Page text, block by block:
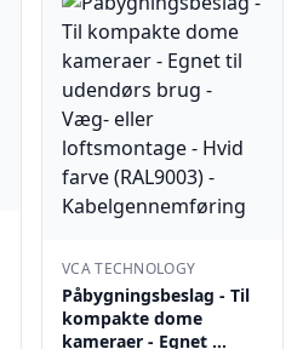
VCA TECHNOLOGY
Påbygningsbeslag - Til
kompakte dome
kameraer - Egnet …